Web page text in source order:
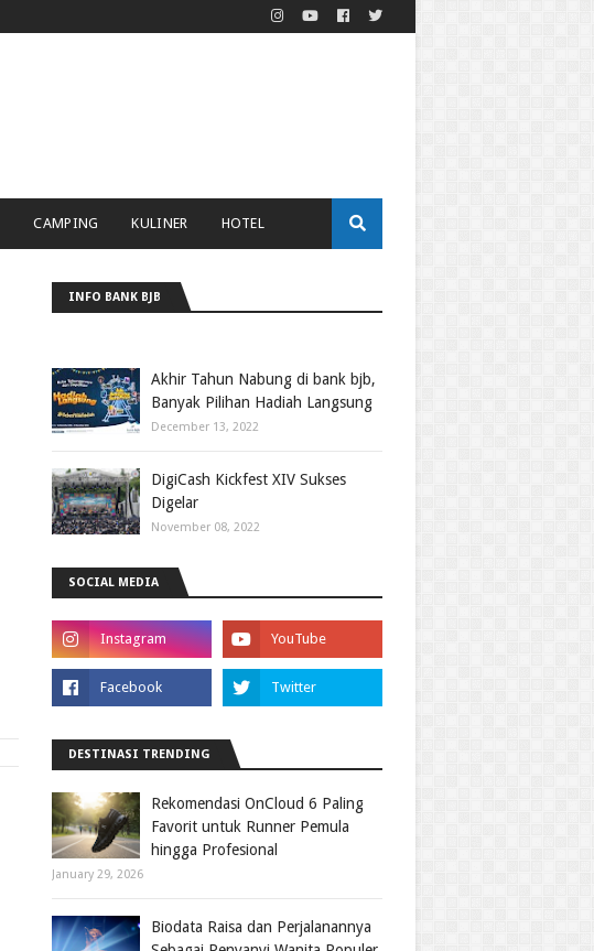
CAMPING KULINER HOTEL
INFO BANK BJB
Akhir Tahun Nabung di bank bjb,
Banyak Pilihan Hadiah Langsung
December 13, 2022
DigiCash Kickfest XIV Sukses
Digelar
November 08, 2022
SOCIAL MEDIA
DESTINASI TRENDING
Rekomendasi OnCloud 6 Paling
Favorit untuk Runner Pemula
hingga Profesional
January 29, 2026
Biodata Raisa dan Perjalanannya